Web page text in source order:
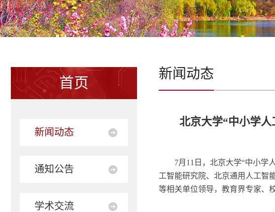
首页
新闻动态
通知公告
学术交流
新闻动态
北京大学“中小学
7月11日，北京大学“中小学
工智能研究院、北京通用人工智
等相关单位领导，教育界专家、